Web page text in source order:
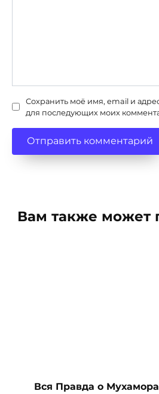
Сохранить моё имя, email и
для последующих моих
Вам также может
Вся Правда о